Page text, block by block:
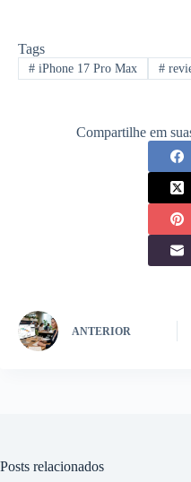
Tags
#iPhone 17 Pro Max #
Compartilhe em
ANTERIOR
Posts relacionados